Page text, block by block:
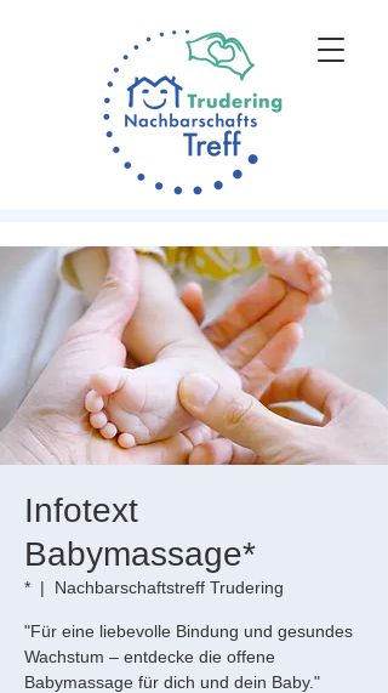
Infotext
Babymassage*
*
  |
Nachbarschaftstreff Trudering
"Für eine liebevolle Bindung und gesundes
Wachstum – entdecke die offene
Babymassage für dich und dein Baby."